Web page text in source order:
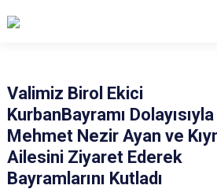
Valimiz Birol Ekici
KurbanBayramı
Mehmet Nezir Ayan ve
Ailesini Ziyaret Ederek
Bayramlarını Kutladı